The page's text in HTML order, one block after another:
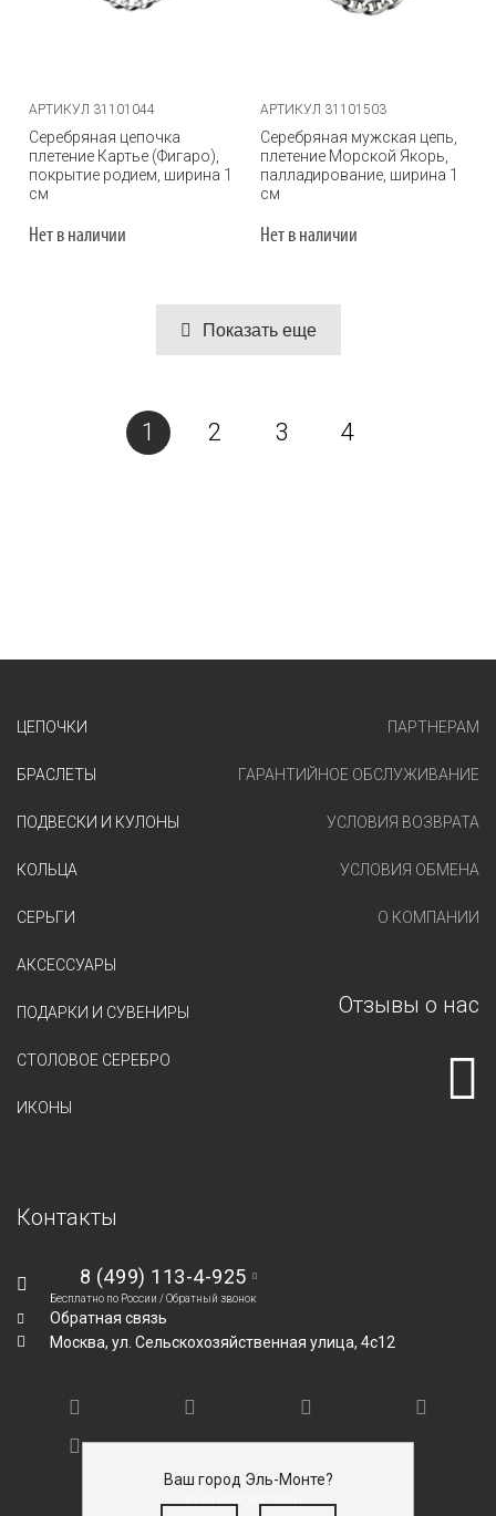
Ваш город Эль-Монте?
АРТИКУЛ 31101044
Серебряная цепочка
плетение Картье (Фигаро),
покрытие родием, ширина 1
см
Нет в наличии
АРТИКУЛ 31101503
Серебряная мужская цепь,
плетение Морской Якорь,
палладирование, ширина 1
см
Нет в наличии
Показать еще
1 2 3 4
ЦЕПОЧКИ
БРАСЛЕТЫ
ПОДВЕСКИ И КУЛОНЫ
КОЛЬЦА
СЕРЬГИ
АКСЕССУАРЫ
ПОДАРКИ И СУВЕНИРЫ
СТОЛОВОЕ СЕРЕБРО
ИКОНЫ
ПАРТНЕРАМ
ГАРАНТИЙНОЕ ОБСЛУЖИВАНИЕ
УСЛОВИЯ ВОЗВРАТА
УСЛОВИЯ ОБМЕНА
О КОМПАНИИ
Отзывы о нас
Контакты
8 (499) 113-4-925
Бесплатно по России /Обратный звонок
Обратная связь
Москва, ул. Сельскохозяйственная улица, 4с12
© SILVEROFF 2026